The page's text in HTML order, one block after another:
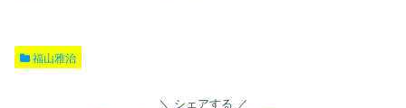
福山雅治
シェアする